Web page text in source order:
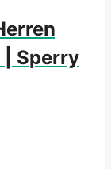
| Sperry